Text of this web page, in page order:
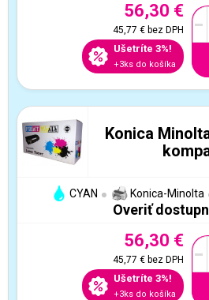
56,30 €
45,77 €bez DPH
Ušetríte 3%!
+3ks do košíka
-
Konica
CYAN Konica-Minolta
Overiť
56,30 €
45,77 €bez DPH
Ušetríte 3%!
+3ks do košíka
-